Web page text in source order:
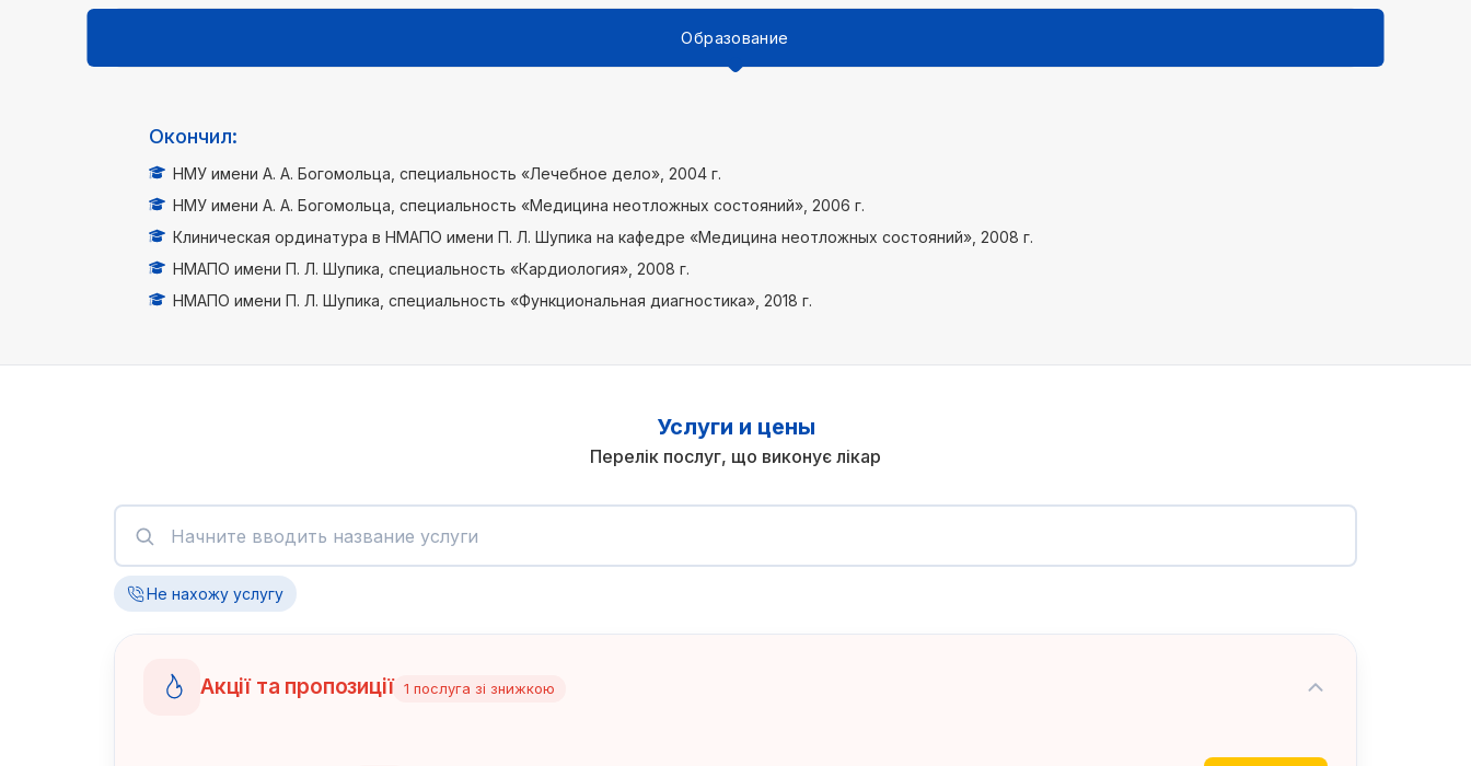
Образование
Окончил:
НМУ имени А. А. Богомольца, специальность «Лечебное дело», 2004 г.
НМУ имени А. А. Богомольца, специальность «Медицина неотложных состояний», 2006 г.
Клиническая ординатура в НМАПО имени П. Л. Шупика на кафедре «Медицина неотложных состояний», 2008 г.
НМАПО имени П. Л. Шупика, специальность «Кардиология», 2008 г.
НМАПО имени П. Л. Шупика, специальность «Функциональная диагностика», 2018 г.
Услуги и цены
Перелік послуг, що виконує лікар
Не нахожу услугу
Акції та пропозиції 1 послуга зі знижкою